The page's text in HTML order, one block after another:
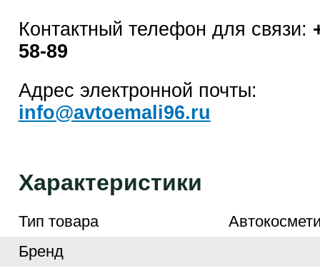
Контактный телефон для связи:
58-89
Адрес электронной почты:
info@avtoemali96.ru
Характеристики
Тип товара
Бренд